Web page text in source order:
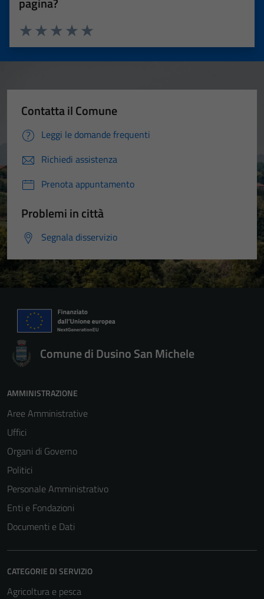
Valuta 5 stelle su 5
Valuta 4 stelle su 5
Valuta 3 stelle su 5
Valuta 2 stelle su 5
Valuta 1 stelle su 5
Contatta il Comune
Leggi le domande frequenti
Richiedi assistenza
Prenota appuntamento
Problemi in città
Segnala disservizio
Comune di Dusino San Michele
AMMINISTRAZIONE
Aree Amministrative
Uffici
Organi di Governo
Politici
Personale Amministrativo
Enti e Fondazioni
Documenti e Dati
CATEGORIE DI SERVIZIO
Agricoltura e pesca